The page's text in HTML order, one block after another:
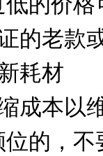
的老款
耗材
成本以
的，